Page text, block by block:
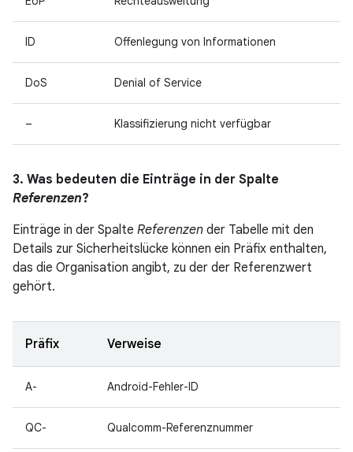
ID Offenlegung von Informationen
DoS Denial of Service
– Klassifizierung nicht verfügbar
3. Was bedeuten die Einträge in der Spalte
Referenzen?
Einträge in der Spalte Referenzen der Tabelle mit den
Details zur Sicherheitslücke können ein Präfix enthalten,
das die Organisation angibt, zu der der Referenzwert
gehört.
Präfix Verweise
A- Android-Fehler-ID
QC- Qualcomm-Referenznummer